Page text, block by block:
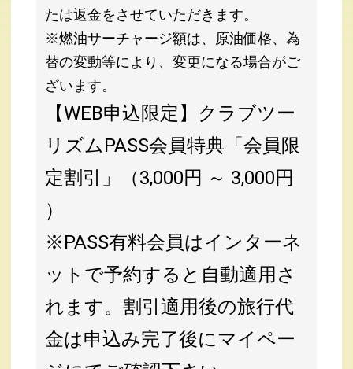
たは返金をさせていただきます。
※燃油サーチャージ額は、原油価格、為
替の変動等により、変更になる場合がご
ざいます。
【WEB申込限定】クラブツー
リズムPASS会員特典「会員限
定割引」（3,000円 ～ 3,000円
）
※PASS有料会員はインターネ
ットで予約すると自動適用さ
れます。割引適用後の旅行代
金は申込み完了後にマイペー